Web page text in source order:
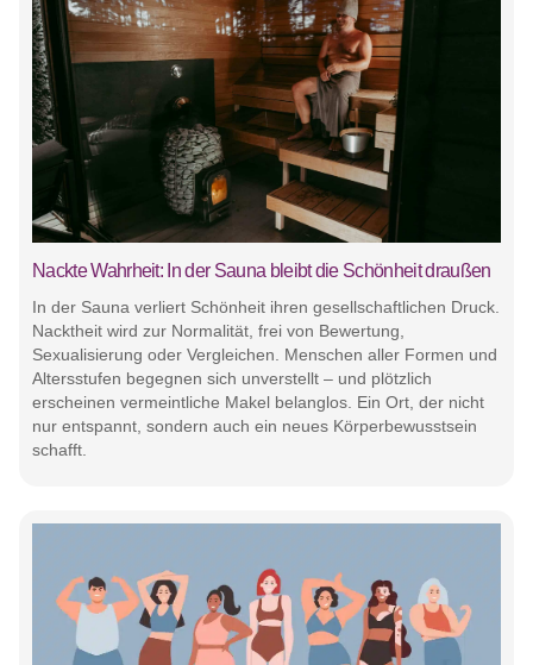
Nackte Wahrheit: In der Sauna bleibt die Schönheit draußen
In der Sauna verliert Schönheit ihren gesellschaftlichen Druck.
Nacktheit wird zur Normalität, frei von Bewertung,
Sexualisierung oder Vergleichen. Menschen aller Formen und
Altersstufen begegnen sich unverstellt – und plötzlich
erscheinen vermeintliche Makel belanglos. Ein Ort, der nicht
nur entspannt, sondern auch ein neues Körperbewusstsein
schafft.